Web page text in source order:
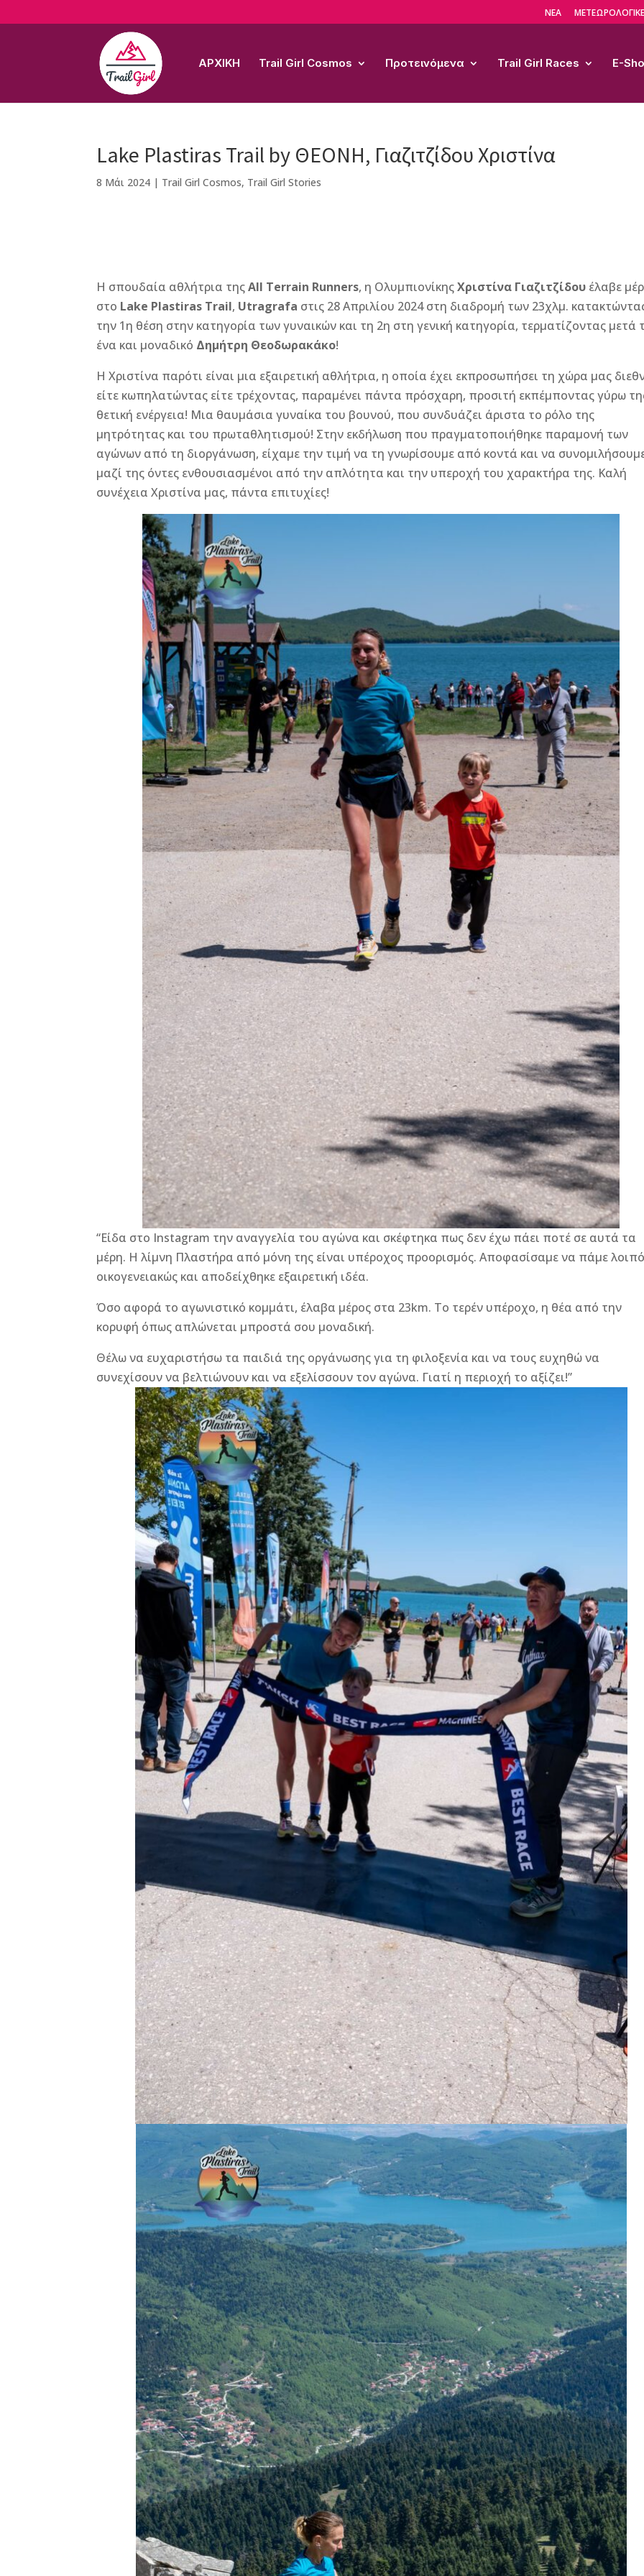
ΝΕΑ
ΑΡΧΙΚΗ Trail Girl Cosmos Προτεινόμενα Trail Girl Races E-
Lake Plastiras Trail by ΘΕΟΝΗ, Γιαζιτζίδου Χριστίνα
8 Μάι 2024 | Trail Girl Cosmos, Trail Girl Stories
c
e
b
o
o
k
e
ss
e
n
g
e
r
b
e
r
ai
l
w
it
te
r
n
te
r
e
st
Η σπουδαία αθλήτρια τηςAll Terrain Runners, η ΟλυμπιονίκηςΧριστίνα Γιαζιτζίδου έλαβε
στο Lake Plastiras Trail, Utragrafa στις 28 Απριλίου 2024 στη διαδρομή των 23χλμ.
την 1η θέση στην κατηγορία των γυναικών και τη 2η στη γενική κατηγορία, τερματίζοντας μετά
ένα και μοναδικό Δημήτρη Θεοδωρακάκο!
Η Χριστίνα παρότι είναι μια εξαιρετική αθλήτρια, η οποία έχει εκπροσωπήσει τη χώρα μας
είτε κωπηλατώντας είτε τρέχοντας, παραμένει πάντα πρόσχαρη, προσιτή εκπέμποντας γύρω
θετική ενέργεια! Μια θαυμάσια γυναίκα του βουνού, που συνδυάζει άριστα το ρόλο της
μητρότητας και του πρωταθλητισμού! Στην εκδήλωση που πραγματοποιήθηκε παραμονή των
αγώνων από τη διοργάνωση, είχαμε την τιμή να τη γνωρίσουμε από κοντά και να
μαζί της όντες ενθουσιασμένοι από την απλότητα και την υπεροχή του χαρακτήρα της. Καλή
συνέχεια Χριστίνα μας, πάντα επιτυχίες!
“Είδα στο Instagram την αναγγελία του αγώνα και σκέφτηκα πως δεν έχω πάει ποτέ σε αυτά τα
μέρη. Η λίμνη Πλαστήρα από μόνη της είναι υπέροχος προορισμός. Αποφασίσαμε να πάμε
οικογενειακώς και αποδείχθηκε εξαιρετική ιδέα.
Όσο αφορά το αγωνιστικό κομμάτι, έλαβα μέρος στα 23km. Το τερέν υπέροχο, η θέα από την
κορυφή όπως απλώνεται μπροστά σου μοναδική.
Θέλω να ευχαριστήσω τα παιδιά της οργάνωσης για τη φιλοξενία και να τους ευχηθώ να
συνεχίσουν να βελτιώνουν και να εξελίσσουν τον αγώνα. Γιατί η περιοχή το αξίζει!”